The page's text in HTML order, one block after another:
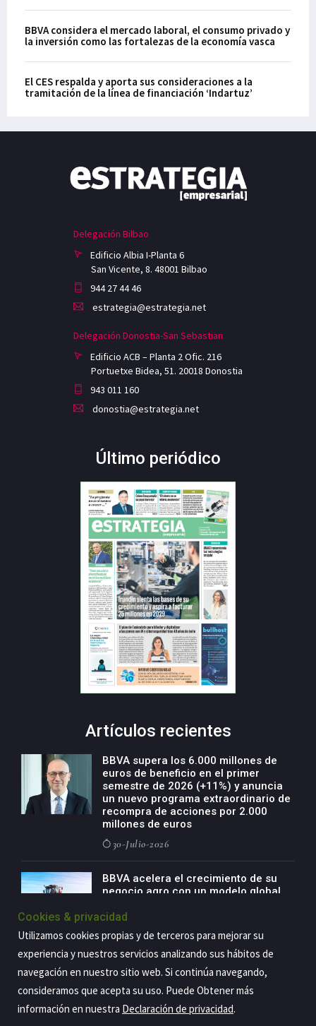
BBVA considera el mercado laboral, el consumo privado y
la inversión como las fortalezas de la economía vasca
El CES respalda y aporta sus consideraciones a la
tramitación de la línea de financiación ‘Indartuz’
Delegación Bilbao
Edificio Albia I-Planta 6
San Vicente, 8. 48001 Bilbao
944 27 44 46
estrategia@estrategia.net
Delegación Donostia-San Sebastian
Edificio ACB – Planta 2 Ofic. 216
Portuetxe Bidea, 51. 20018 Donostia
943 011 160
donostia@estrategia.net
Último periódico
Artículos recientes
BBVA supera los 6.000 millones de
euros de beneficio en el primer
semestre de 2026 (+11%) y anuncia
un nuevo programa extraordinario de
recompra de acciones por 2.000
millones de euros
30-Julio-2026
BBVA acelera el crecimiento de su
negocio agro con un modelo global
países
29-Julio-2026
Copyright@2026 Estrategia Empresarial
Cookies & privacidad
Utilizamos cookies propias y de terceros para mejorar su
experiencia y nuestros servicios analizando sus hábitos de
navegación en nuestro sitio web. Si continúa navegando,
consideramos que acepta su uso. Puede Obtener más
información en nuestra Declaración de privacidad.